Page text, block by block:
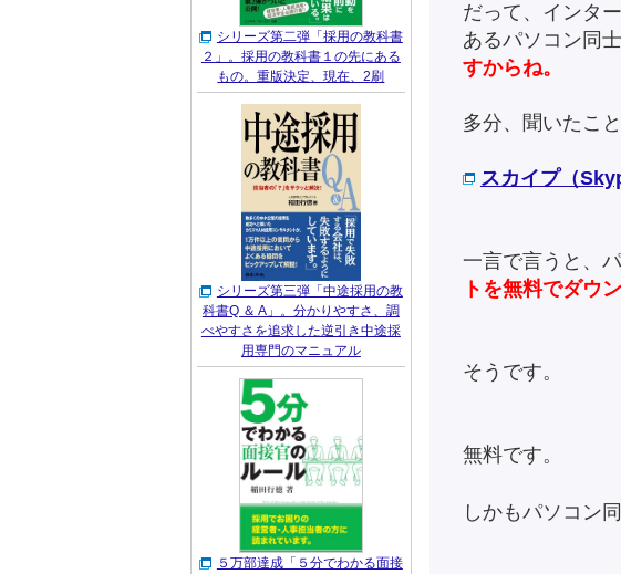
だって、インタ
あるパソコン同
すからね。
多分、聞いたこ
スカイプ（
一言で言うと、
トを無料でダウ
そうです。
無料です。
しかもパソコン
シリーズ第二弾「採用の教科書
２」。採用の教科書１の先にある
もの。重版決定、現在、2刷
シリーズ第三弾「中途採用の教
科書Q ＆ A」。分かりやすさ、調
べやすさを追求した逆引き中途採
用専門のマニュアル
５万部達成「５分でわかる面接